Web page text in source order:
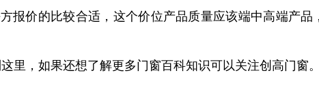
报价的比较合适，这个价位产品质量应该端中高端产
里，如果还想了解更多门窗百科知识可以关注创高门窗。